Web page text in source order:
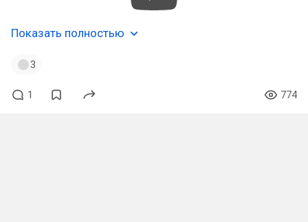
Показать полностью
3
1 774